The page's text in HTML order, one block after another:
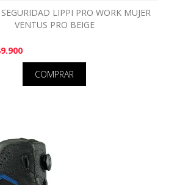
LIPPI PRO WORK MUJER
VENTUS PRO BEIGE
COMPRAR